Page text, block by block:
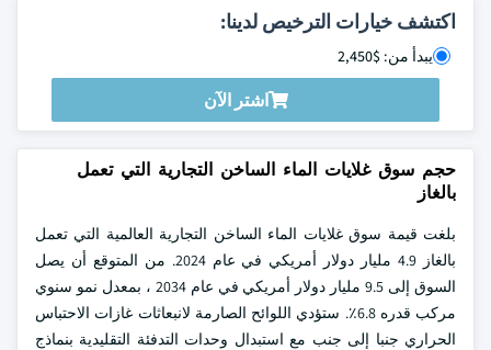
اكتشف خيارات الترخيص لدينا:
يبدأ من: $2,450
اشتر الآن
حجم سوق غلايات الماء الساخن التجارية التي تعمل
بالغاز
بلغت قيمة سوق غلايات الماء الساخن التجارية العالمية التي تعمل
بالغاز 4.9 مليار دولار أمريكي في عام 2024. من المتوقع أن يصل
السوق إلى 9.5 مليار دولار أمريكي في عام 2034 ، بمعدل نمو سنوي
مركب قدره 6.8٪. ستؤدي اللوائح الصارمة لانبعاثات غازات الاحتباس
الحراري جنبا إلى جنب مع استبدال وحدات التدفئة التقليدية بنماذج